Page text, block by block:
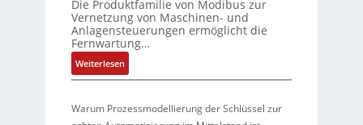
ü
b
w
c
t
i
s
e
e
g
r
t
e
r
t
f
k
t
s
t
a
r
f
Die Produktfamilie von Modibus zur
Vernetzung von Maschinen- und
Anlagensteuerungen ermöglicht die
Fernwartung…
Weiterlesen:
D
a
Warum Prozessmodellierung der Schlüssel zur